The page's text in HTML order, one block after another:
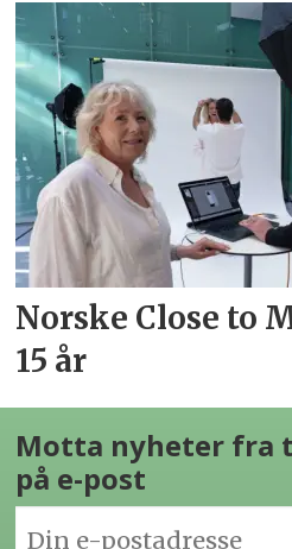
Norske Close to
15 år
Motta nyheter fra
på e-post